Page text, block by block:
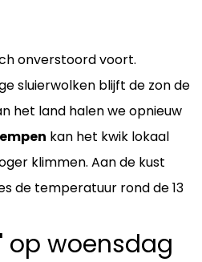
onverstoord voort.
sluierwolken blijft de zon de
het land halen we opnieuw
kan het kwik lokaal
klimmen. Aan de kust
de temperatuur rond de 13
woensdag